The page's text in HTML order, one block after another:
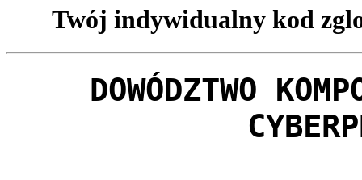
Twój indywidualny kod
DOWÓDZTWO